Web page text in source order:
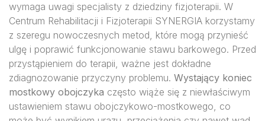
wymaga uwagi specjalisty z dziedziny fizjoterapii. W
Centrum Rehabilitacji i Fizjoterapii SYNERGIA korzystamy
z szeregu nowoczesnych metod, które mogą przynieść
ulgę i poprawić funkcjonowanie stawu barkowego. Przed
przystąpieniem do terapii, ważne jest dokładne
zdiagnozowanie przyczyny problemu. Wystający koniec
mostkowy obojczyka często wiąże się z niewłaściwym
ustawieniem stawu obojczykowo-mostkowego, co